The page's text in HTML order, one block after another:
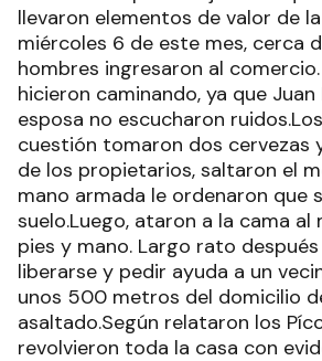
llevaron elementos de valor de
miércoles 6 de este mes, cerca
hombres ingresaron al
hicieron caminando, ya que Juan
esposa no escucharon
cuestión tomaron dos cervezas
de los propietarios, saltaron el
mano armada le ordenaron que
suelo.Luego, ataron a la cama
pies y mano. Largo rato
liberarse y pedir ayuda a un
unos 500 metros del domicilio
asaltado.Según relataron los
revolvieron toda la casa con